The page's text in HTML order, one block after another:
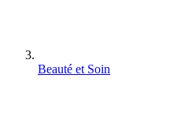
Beauté et Soin